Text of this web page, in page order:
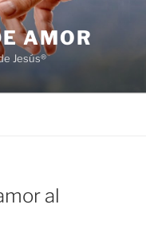
AMOR
Jesús®
al